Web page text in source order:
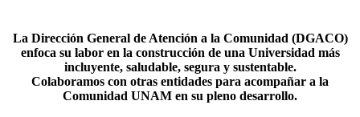
La Dirección General de Atención a la Comunidad (DGACO)
enfoca su labor en la construcción de una Universidad más
incluyente, saludable, segura y sustentable.
Colaboramos con otras entidades para acompañar a la
Comunidad UNAM en su pleno desarrollo.